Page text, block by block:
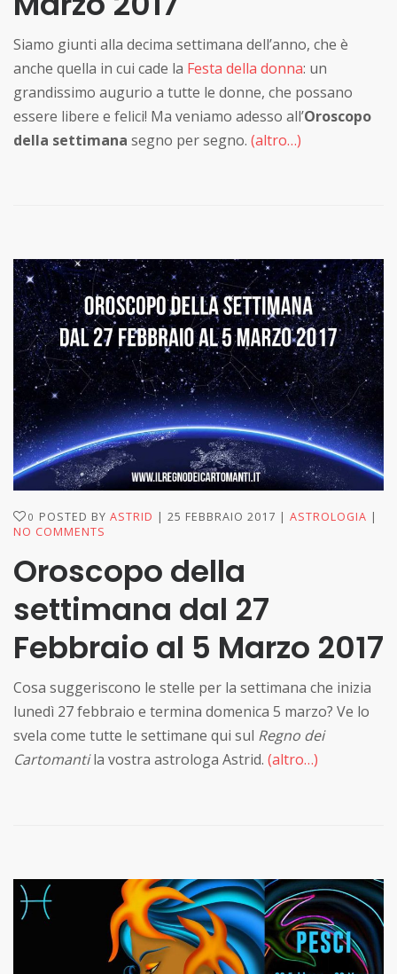
Siamo giunti alla decima settimana dell’anno, che è
anche quella in cui cade la Festa della donna: un
grandissimo augurio a tutte le donne, che possano
essere libere e felici! Ma veniamo adesso all’Oroscopo
della settimana segno per segno. (altro…)
0 POSTED BY ASTRID 25 FEBBRAIO 2017
ASTROLOGIA
NO COMMENTS
Oroscopo della
settimana dal 27
Febbraio al 5 Marzo 2017
Cosa suggeriscono le stelle per la settimana che inizia
lunedì 27 febbraio e termina domenica 5 marzo? Ve lo
svela come tutte le settimane qui sul Regno dei
Cartomantila vostra astrologa Astrid. (altro…)